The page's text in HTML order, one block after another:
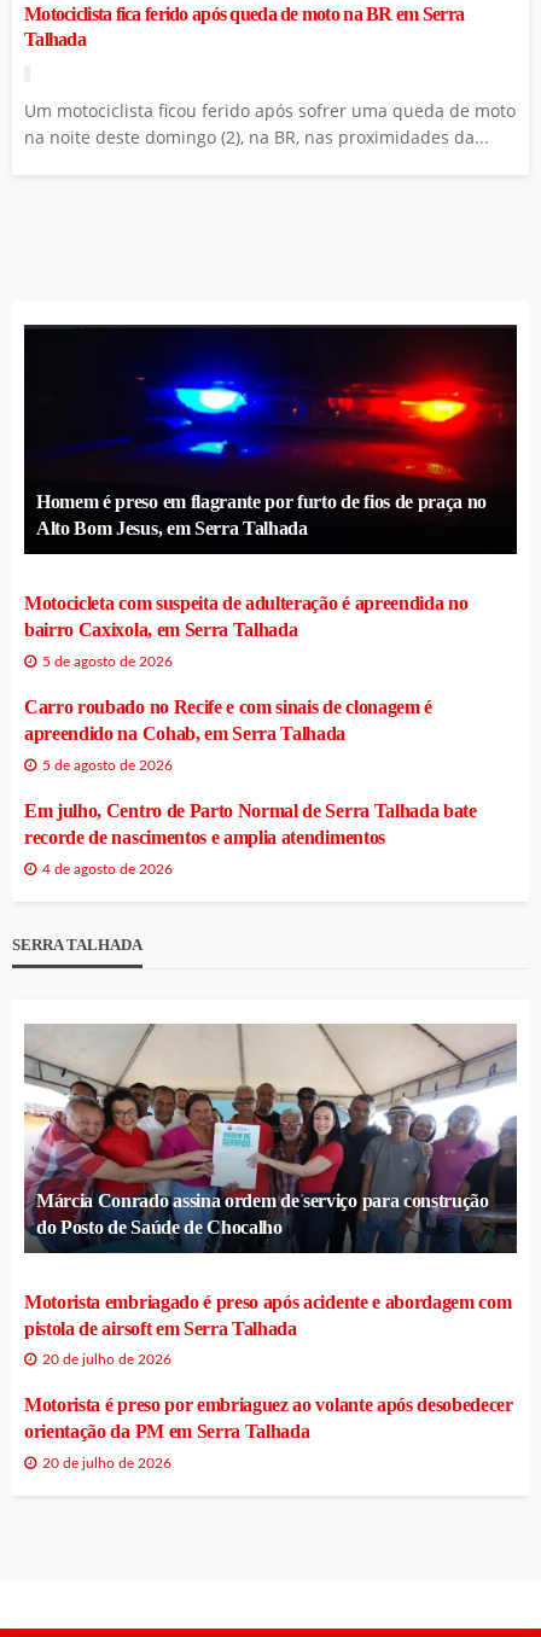
Motociclista fica ferido após queda de moto na BR em Serra
Talhada
Um motociclista ficou ferido após sofrer uma queda de moto
na noite deste domingo (2), na BR, nas proximidades da...
Homem é preso em flagrante por furto de fios de praça no
Alto Bom Jesus, em Serra Talhada
Motocicleta com suspeita de adulteração é apreendida no
bairro Caxixola, em Serra Talhada
5 de agosto de 2026
Carro roubado no Recife e com sinais de clonagem é
apreendido na Cohab, em Serra Talhada
5 de agosto de 2026
Em julho, Centro de Parto Normal de Serra Talhada bate
recorde de nascimentos e amplia atendimentos
4 de agosto de 2026
SERRA TALHADA
Márcia Conrado assina ordem de serviço para construção
do Posto de Saúde de Chocalho
Motorista embriagado é preso após acidente e abordagem com
pistola de airsoft em Serra Talhada
20 de julho de 2026
Motorista é preso por embriaguez ao volante após desobedecer
orientação da PM em Serra Talhada
20 de julho de 2026